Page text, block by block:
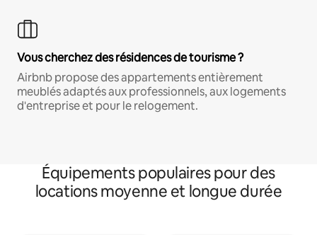
Vous cherchez des résidences de tourisme ?
Airbnb propose des appartements entièrement
meublés adaptés aux professionnels, aux logements
d'entreprise et pour le relogement.
Équipements populaires pour des
locations moyenne et longue durée